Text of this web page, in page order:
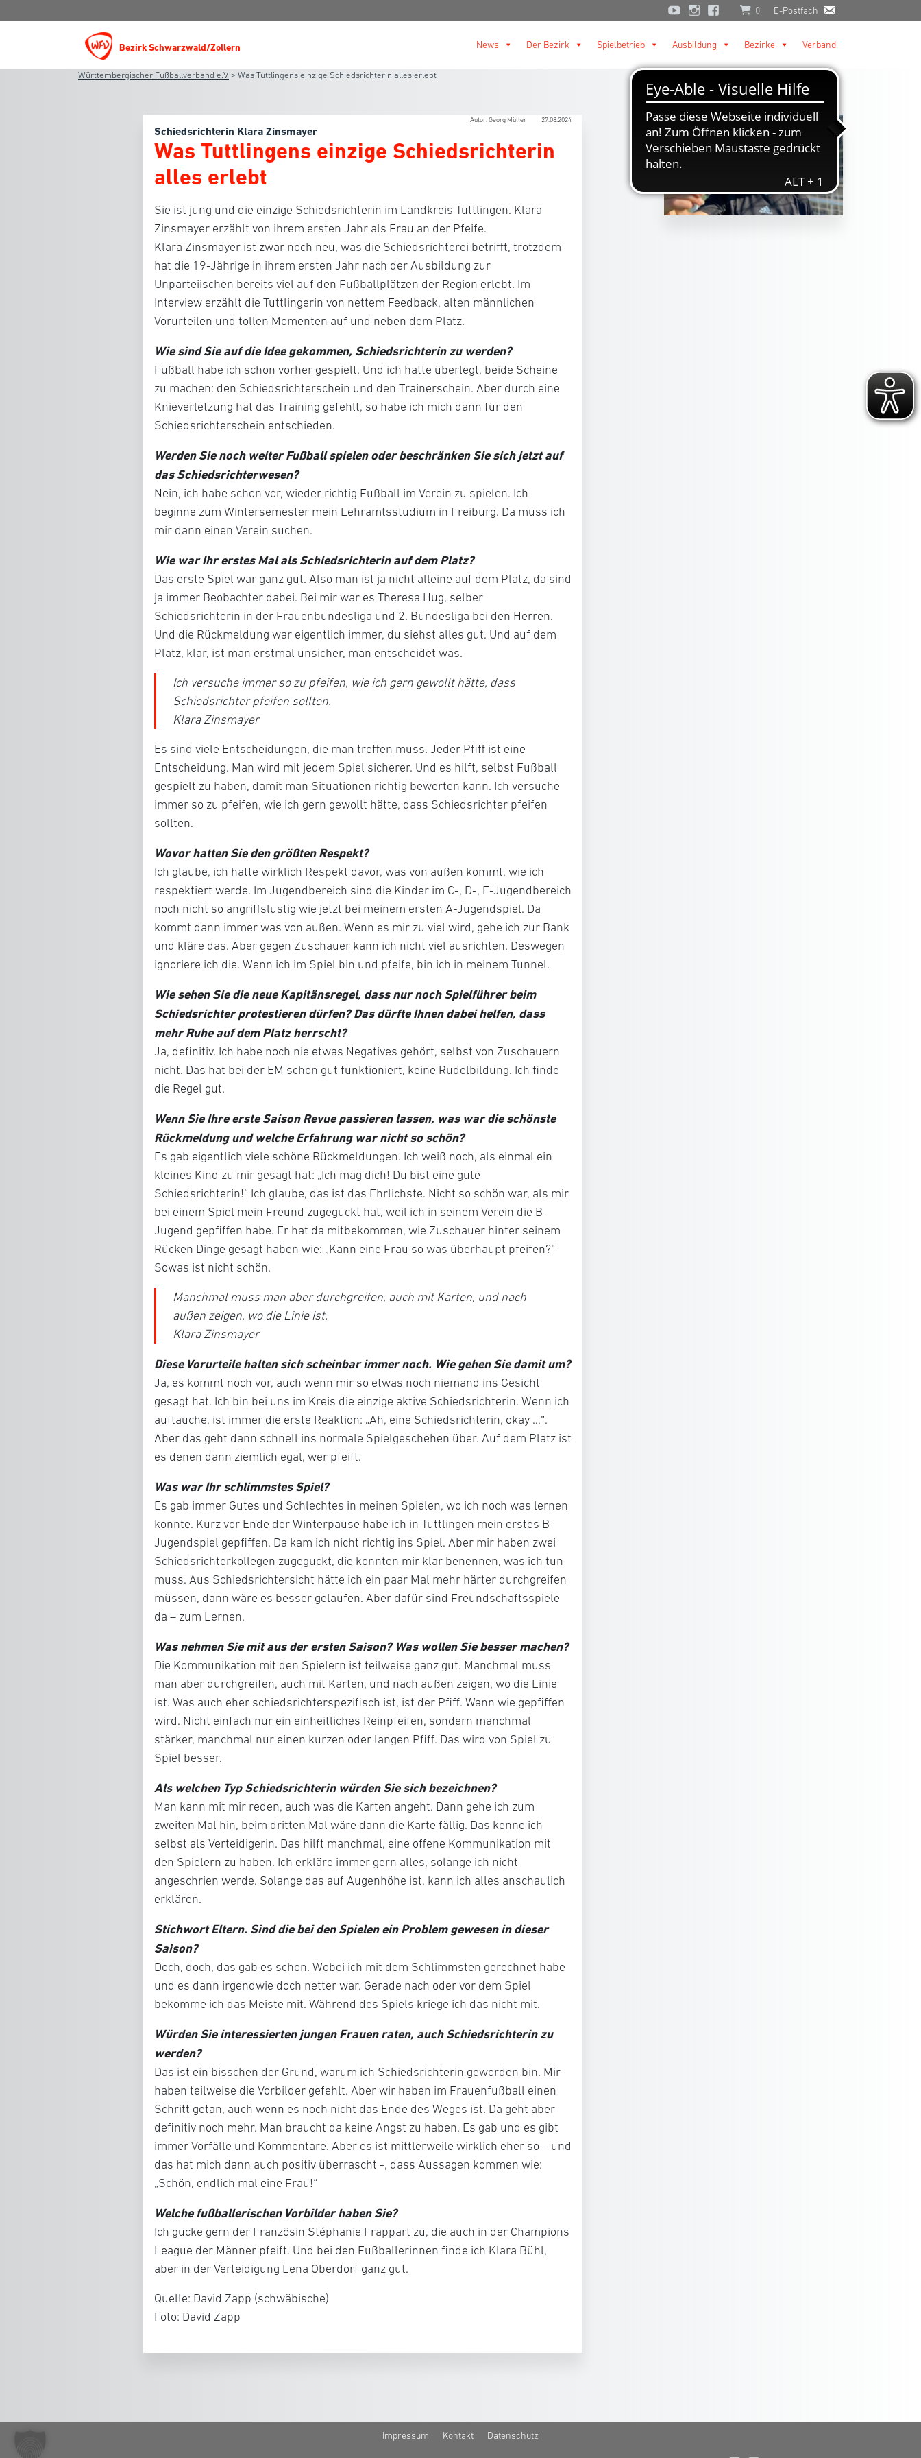
0 E-Postfach
Bezirk Schwarzwald/Zollern News Der Bezirk Spielbetrieb Ausbildung Bezirke Verband
Württembergischer Fußballverband e.V. > Was Tuttlingens einzige Schiedsrichterin alles erlebt
Autor: Georg Müller 27.08.2024
Schiedsrichterin Klara Zinsmayer
Was Tuttlingens einzige Schiedsrichterin
alles erlebt
Sie ist jung und die einzige Schiedsrichterin im Landkreis Tuttlingen. Klara
Zinsmayer erzählt von ihrem ersten Jahr als Frau an der Pfeife.
Klara Zinsmayer ist zwar noch neu, was die Schiedsrichterei betrifft, trotzdem
hat die 19-Jährige in ihrem ersten Jahr nach der Ausbildung zur
Unparteiischen bereits viel auf den Fußballplätzen der Region erlebt. Im
Interview erzählt die Tuttlingerin von nettem Feedback, alten männlichen
Vorurteilen und tollen Momenten auf und neben dem Platz.
Wie sind Sie auf die Idee gekommen, Schiedsrichterin zu werden?
Fußball habe ich schon vorher gespielt. Und ich hatte überlegt, beide Scheine
zu machen: den Schiedsrichterschein und den Trainerschein. Aber durch eine
Knieverletzung hat das Training gefehlt, so habe ich mich dann für den
Schiedsrichterschein entschieden.
Werden Sie noch weiter Fußball spielen oder beschränken Sie sich jetzt auf
das Schiedsrichterwesen?
Nein, ich habe schon vor, wieder richtig Fußball im Verein zu spielen. Ich
beginne zum Wintersemester mein Lehramtsstudium in Freiburg. Da muss ich
mir dann einen Verein suchen.
Wie war Ihr erstes Mal als Schiedsrichterin auf dem Platz?
Das erste Spiel war ganz gut. Also man ist ja nicht alleine auf dem Platz, da sind
ja immer Beobachter dabei. Bei mir war es Theresa Hug, selber
Schiedsrichterin in der Frauenbundesliga und 2. Bundesliga bei den Herren.
Und die Rückmeldung war eigentlich immer, du siehst alles gut. Und auf dem
Platz, klar, ist man erstmal unsicher, man entscheidet was.
Ich versuche immer so zu pfeifen, wie ich gern gewollt hätte, dass
Schiedsrichter pfeifen sollten.
Klara Zinsmayer
Es sind viele Entscheidungen, die man treffen muss. Jeder Pfiff ist eine
Entscheidung. Man wird mit jedem Spiel sicherer. Und es hilft, selbst Fußball
gespielt zu haben, damit man Situationen richtig bewerten kann. Ich versuche
immer so zu pfeifen, wie ich gern gewollt hätte, dass Schiedsrichter pfeifen
sollten.
Wovor hatten Sie den größten Respekt?
Ich glaube, ich hatte wirklich Respekt davor, was von außen kommt, wie ich
respektiert werde. Im Jugendbereich sind die Kinder im C-, D-, E-Jugendbereich
noch nicht so angriffslustig wie jetzt bei meinem ersten A-Jugendspiel. Da
kommt dann immer was von außen. Wenn es mir zu viel wird, gehe ich zur Bank
und kläre das. Aber gegen Zuschauer kann ich nicht viel ausrichten. Deswegen
ignoriere ich die. Wenn ich im Spiel bin und pfeife, bin ich in meinem Tunnel.
Wie sehen Sie die neue Kapitänsregel, dass nur noch Spielführer beim
Schiedsrichter protestieren dürfen? Das dürfte Ihnen dabei helfen, dass
mehr Ruhe auf dem Platz herrscht?
Ja, definitiv. Ich habe noch nie etwas Negatives gehört, selbst von Zuschauern
nicht. Das hat bei der EM schon gut funktioniert, keine Rudelbildung. Ich finde
die Regel gut.
Wenn Sie Ihre erste Saison Revue passieren lassen, was war die schönste
Rückmeldung und welche Erfahrung war nicht so schön?
Es gab eigentlich viele schöne Rückmeldungen. Ich weiß noch, als einmal ein
kleines Kind zu mir gesagt hat: „Ich mag dich! Du bist eine gute
Schiedsrichterin!“ Ich glaube, das ist das Ehrlichste. Nicht so schön war, als mir
bei einem Spiel mein Freund zugeguckt hat, weil ich in seinem Verein die B-
Jugend gepfiffen habe. Er hat da mitbekommen, wie Zuschauer hinter seinem
Rücken Dinge gesagt haben wie: „Kann eine Frau so was überhaupt pfeifen?“
Sowas ist nicht schön.
Manchmal muss man aber durchgreifen, auch mit Karten, und nach
außen zeigen, wo die Linie ist.
Klara Zinsmayer
Diese Vorurteile halten sich scheinbar immer noch. Wie gehen Sie damit um?
Ja, es kommt noch vor, auch wenn mir so etwas noch niemand ins Gesicht
gesagt hat. Ich bin bei uns im Kreis die einzige aktive Schiedsrichterin. Wenn ich
auftauche, ist immer die erste Reaktion: „Ah, eine Schiedsrichterin, okay …“.
Aber das geht dann schnell ins normale Spielgeschehen über. Auf dem Platz ist
es denen dann ziemlich egal, wer pfeift.
Was war Ihr schlimmstes Spiel?
Es gab immer Gutes und Schlechtes in meinen Spielen, wo ich noch was lernen
konnte. Kurz vor Ende der Winterpause habe ich in Tuttlingen mein erstes B-
Jugendspiel gepfiffen. Da kam ich nicht richtig ins Spiel. Aber mir haben zwei
Schiedsrichterkollegen zugeguckt, die konnten mir klar benennen, was ich tun
muss. Aus Schiedsrichtersicht hätte ich ein paar Mal mehr härter durchgreifen
müssen, dann wäre es besser gelaufen. Aber dafür sind Freundschaftsspiele
da – zum Lernen.
Was nehmen Sie mit aus der ersten Saison? Was wollen Sie besser machen?
Die Kommunikation mit den Spielern ist teilweise ganz gut. Manchmal muss
man aber durchgreifen, auch mit Karten, und nach außen zeigen, wo die Linie
ist. Was auch eher schiedsrichterspezifisch ist, ist der Pfiff. Wann wie gepfiffen
wird. Nicht einfach nur ein einheitliches Reinpfeifen, sondern manchmal
stärker, manchmal nur einen kurzen oder langen Pfiff. Das wird von Spiel zu
Spiel besser.
Als welchen Typ Schiedsrichterin würden Sie sich bezeichnen?
Man kann mit mir reden, auch was die Karten angeht. Dann gehe ich zum
zweiten Mal hin, beim dritten Mal wäre dann die Karte fällig. Das kenne ich
selbst als Verteidigerin. Das hilft manchmal, eine offene Kommunikation mit
den Spielern zu haben. Ich erkläre immer gern alles, solange ich nicht
angeschrien werde. Solange das auf Augenhöhe ist, kann ich alles anschaulich
erklären.
Stichwort Eltern. Sind die bei den Spielen ein Problem gewesen in dieser
Saison?
Doch, doch, das gab es schon. Wobei ich mit dem Schlimmsten gerechnet habe
und es dann irgendwie doch netter war. Gerade nach oder vor dem Spiel
bekomme ich das Meiste mit. Während des Spiels kriege ich das nicht mit.
Würden Sie interessierten jungen Frauen raten, auch Schiedsrichterin zu
werden?
Das ist ein bisschen der Grund, warum ich Schiedsrichterin geworden bin. Mir
haben teilweise die Vorbilder gefehlt. Aber wir haben im Frauenfußball einen
Schritt getan, auch wenn es noch nicht das Ende des Weges ist. Da geht aber
definitiv noch mehr. Man braucht da keine Angst zu haben. Es gab und es gibt
immer Vorfälle und Kommentare. Aber es ist mittlerweile wirklich eher so – und
das hat mich dann auch positiv überrascht -, dass Aussagen kommen wie:
„Schön, endlich mal eine Frau!“
Welche fußballerischen Vorbilder haben Sie?
Ich gucke gern der Französin Stéphanie Frappart zu, die auch in der Champions
League der Männer pfeift. Und bei den Fußballerinnen finde ich Klara Bühl,
aber in der Verteidigung Lena Oberdorf ganz gut.
Quelle: David Zapp (schwäbische)
Foto: David Zapp
Impressum Kontakt Datenschutz